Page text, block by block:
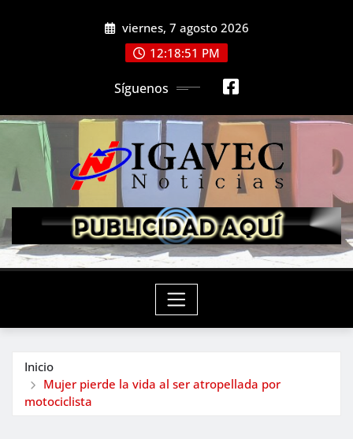
viernes, 7 agosto 2026
12:18:53 PM
Síguenos
Inicio
Mujer pierde la vida al ser atropellada por
motociclista